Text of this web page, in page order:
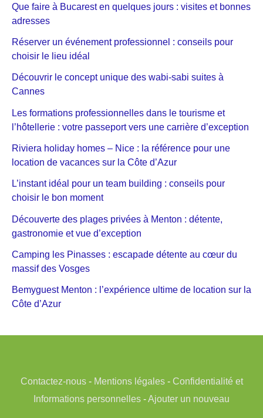
Que faire à Bucarest en quelques jours : visites et bonnes
adresses
Réserver un événement professionnel : conseils pour
choisir le lieu idéal
Découvrir le concept unique des wabi-sabi suites à
Cannes
Les formations professionnelles dans le tourisme et
l’hôtellerie : votre passeport vers une carrière d’exception
Riviera holiday homes – Nice : la référence pour une
location de vacances sur la Côte d’Azur
L’instant idéal pour un team building : conseils pour
choisir le bon moment
Découverte des plages privées à Menton : détente,
gastronomie et vue d’exception
Camping les Pinasses : escapade détente au cœur du
massif des Vosges
Bemyguest Menton : l’expérience ultime de location sur la
Côte d’Azur
Contactez-nous- Mentions légales- Confidentialité et
Informations personnelles -Ajouter un nouveau